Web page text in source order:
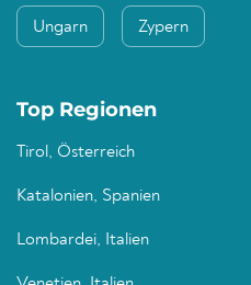
Ungarn Zypern
Top Regionen
Tirol, Österreich
Katalonien, Spanien
Lombardei, Italien